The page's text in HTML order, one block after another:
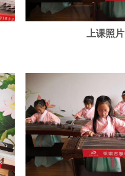
上课照片